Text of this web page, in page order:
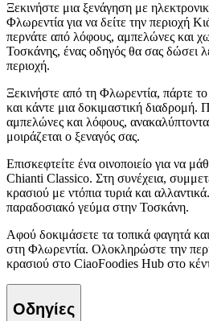
Ξεκινήστε μια ξενάγηση με
Φλωρεντία για να δείτε την περιοχή
περνάτε από λόφους, αμπελώνες και
Τοσκάνης, ένας οδηγός θα σας δώσει
περιοχή.
Ξεκινήστε από τη Φλωρεντία, πάρτε
και κάντε μια δοκιμαστική διαδρομή.
αμπελώνες και λόφους,
μοιράζεται ο ξεναγός σας.
Επισκεφτείτε ένα οινοποιείο για να
Chianti Classico. Στη συνέχεια,
κρασιού με ντόπια τυριά και
παραδοσιακό γεύμα στην Τοσκάνη.
Αφού δοκιμάσετε τα τοπικά φαγητά
στη Φλωρεντία. Ολοκληρώστε την
κρασιού στο CiaoFoodies Hub στο
Οδηγίες